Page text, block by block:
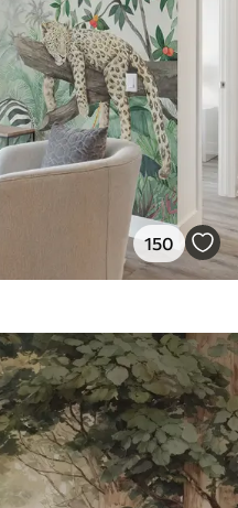
150